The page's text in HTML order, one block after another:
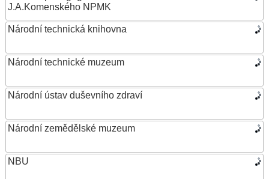
J.A.Komenského NPMK
Národní technická knihovna
Národní technické muzeum
Národní ústav duševního zdraví
Národní zemědělské muzeum
NBU